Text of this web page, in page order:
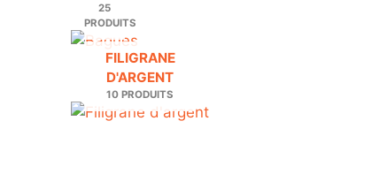
25
PRODUITS
FILIGRANE
D'ARGENT
10 PRODUITS